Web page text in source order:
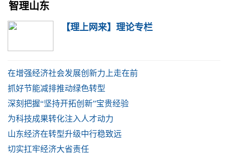
智理山东
【理上网来】理论专栏
在增强经济社会发展创新力上走在前
抓好节能减排推动绿色转型
深刻把握“坚持开拓创新”宝贵经验
为科技成果转化注入人才动力
山东经济在转型升级中行稳致远
切实扛牢经济大省责任